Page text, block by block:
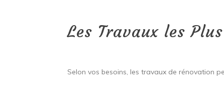
Les Travaux les
Selon vos besoins, les travaux de rénovation